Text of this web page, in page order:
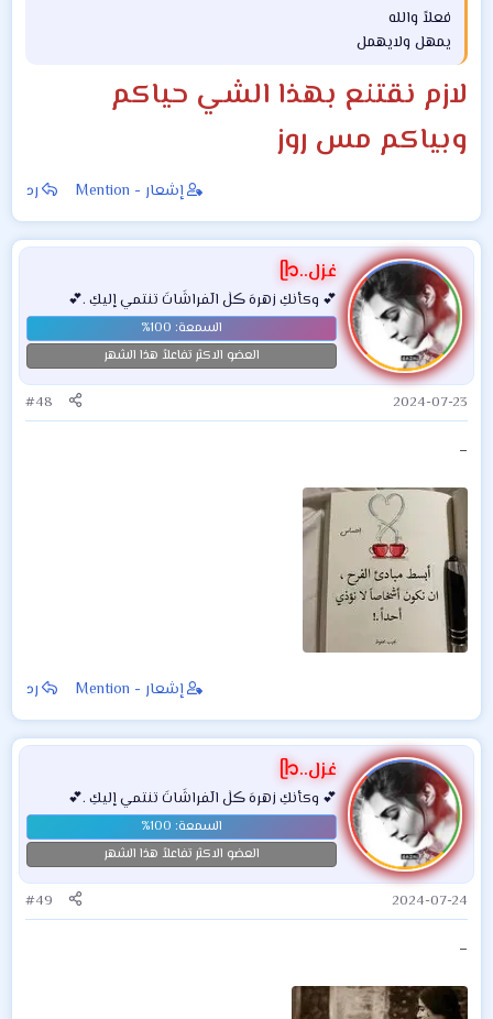
فعلاً والله
يمهل ولايهمل
لازم نقتنع بهذا الشي حياكم
وبياكم مس روز
إشعار - Mention رد
غزل..ᥫ᭡
💕 وكأنكِ زهرهَ ڪلٰ الٓفراشَاتَ تنتمي إليكِ .💕
العضو الاكثر تفاعلاً هذا الشهر
2024-07-23
#48
_
إشعار - Mention رد
غزل..ᥫ᭡
💕 وكأنكِ زهرهَ ڪلٰ الٓفراشَاتَ تنتمي إليكِ .💕
العضو الاكثر تفاعلاً هذا الشهر
2024-07-24
#49
_